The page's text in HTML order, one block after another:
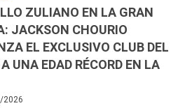
ZULIANO EN LA GRAN
JACKSON CHOURIO
EL EXCLUSIVO CLUB DEL
UNA EDAD RÉCORD EN LA
2026